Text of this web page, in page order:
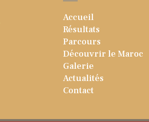
Accueil
Résultats
Parcours
Découvrir le Maroc
Galerie
Actualités
Contact